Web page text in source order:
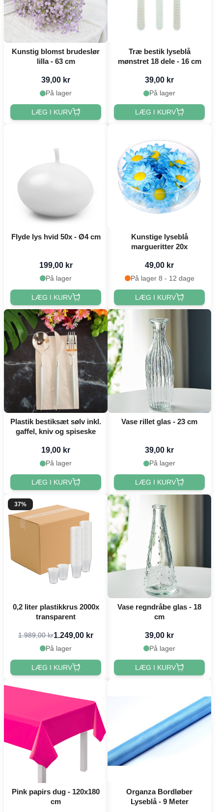
Kunstig blomst brudeslør
lilla - 63 cm
39,00 kr
På lager
LÆG I KURV
Træ bestik lyseblå
mønstret 18 dele - 16 cm
39,00 kr
På lager
LÆG I KURV
Flyde lys hvid 50x - Ø4 cm
199,00 kr
På lager
LÆG I KURV
Kunstige lyseblå
margueritter 20x
49,00 kr
På lager 8 - 12 dage
LÆG I KURV
Plastik bestiksæt sølv inkl.
gaffel, kniv og spiseske
19,00 kr
På lager
LÆG I KURV
Vase rillet glas - 23 cm
39,00 kr
På lager
LÆG I KURV
37%
0,2 liter plastikkrus 2000x
transparent
1.989,00 kr1.249,00 kr
På lager
LÆG I KURV
Vase regndråbe glas - 18
cm
39,00 kr
På lager
LÆG I KURV
Pink papirs dug - 120x180
cm
Organza Bordløber
Lyseblå - 9 Meter